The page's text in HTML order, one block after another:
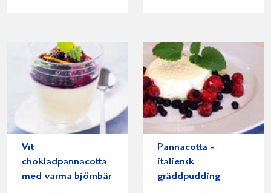
Vit
chokladpannacotta
med varma björnbär
Pannacotta -
italiensk
gräddpudding